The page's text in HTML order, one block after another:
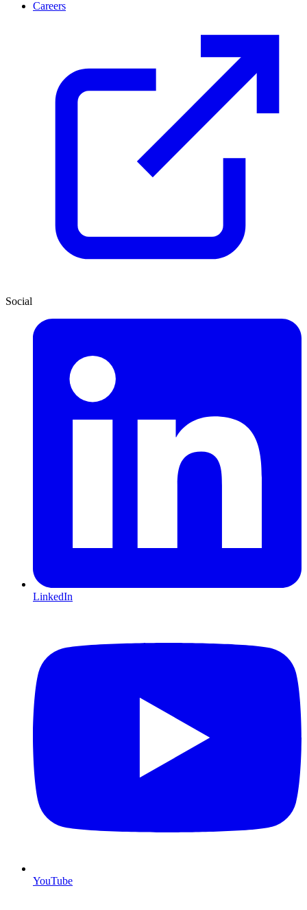
Careers
Social
LinkedIn
YouTube